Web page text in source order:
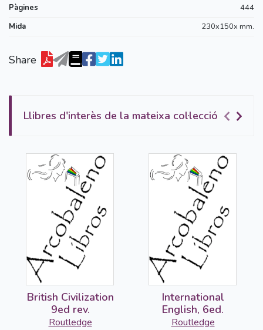
Pàgines
444
Mida
230x150x mm.
Share
Llibres d'interès de la mateixa col·lecció
British Civilization
9ed rev.
Routledge
International
English, 6ed.
Routledge